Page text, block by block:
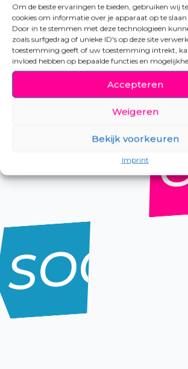
Om de beste ervaringen te bieden, gebruiken wij
cookies om informatie over je apparaat op te
Door in te stemmen met deze technologieën
zoals surfgedrag of unieke ID's op deze site
toestemming geeft of uw toestemming intrekt,
invloed hebben op bepaalde functies en
Accepteren
Weigeren
Bekijk voorkeuren
Imprint
SOON